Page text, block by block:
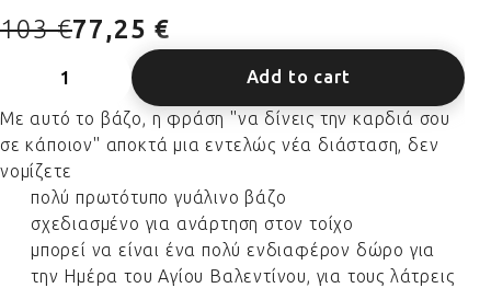
103 €77,25 €
Add to cart
Με αυτό το βάζο, η φράση "να δίνεις την καρδιά σου
σε κάποιον" αποκτά μια εντελώς νέα διάσταση, δεν
νομίζετε
πολύ πρωτότυπο γυάλινο βάζο
σχεδιασμένο για ανάρτηση στον τοίχο
μπορεί να είναι ένα πολύ ενδιαφέρον δώρο για
την Ημέρα του Αγίου Βαλεντίνου, για τους λάτρεις